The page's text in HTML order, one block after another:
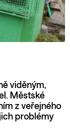
viděným,
Městské
z veřejného
problémy